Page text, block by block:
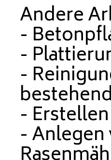
Andere
-
-
-
-
-